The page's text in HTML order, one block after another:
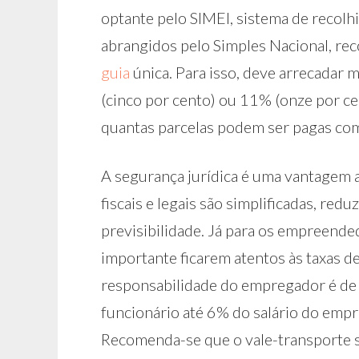
optante pelo SIMEI, sistema de
abrangidos pelo Simples Nacional,
guia única. Para isso, deve arrecadar
(cinco por cento) ou 11% (onze por
quantas parcelas podem ser pagas
A segurança jurídica é uma vantagem
fiscais e legais são simplificadas,
previsibilidade. Já para os
importante ficarem atentos às taxas
responsabilidade do empregador é
funcionário até 6% do salário do
Recomenda-se que o vale-